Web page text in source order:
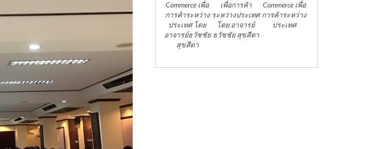
Commerce เพื่อ
การค้าระหว่าง
ประเทศ โดย
อาจารย์ธวัชชัย
สุขสีดา
เพื่อการค้า
ระหว่างประเทศ
โดย อาจารย์
ธวัชชัย สุขสีดา
Commerce เพื่อ
การค้าระหว่าง
ประเทศ